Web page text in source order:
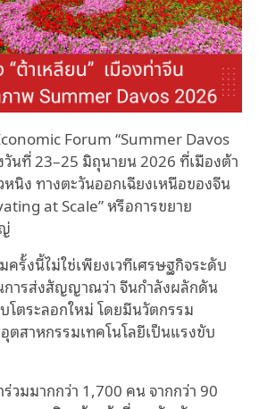
Forum “Summer Davos
วันที่ 23–25 มิถุนายน 2026 ที่เมืองต้า
นิง ทางตะวันออกเฉียงเหนือของจีน
at Scale” หรือการขยาย
รั้งนี้ไม่ใช่เพียงเวทีเศรษฐกิจระดับ
การส่งสัญญาณว่า จีนกำลังผลักดัน
โตระลอกใหม่ โดยมีนวัตกรรม
ตสาหกรรมเทคโนโลยีเป็นแรงขับ
วมมากกว่า 1,700 คน จากกว่า 90